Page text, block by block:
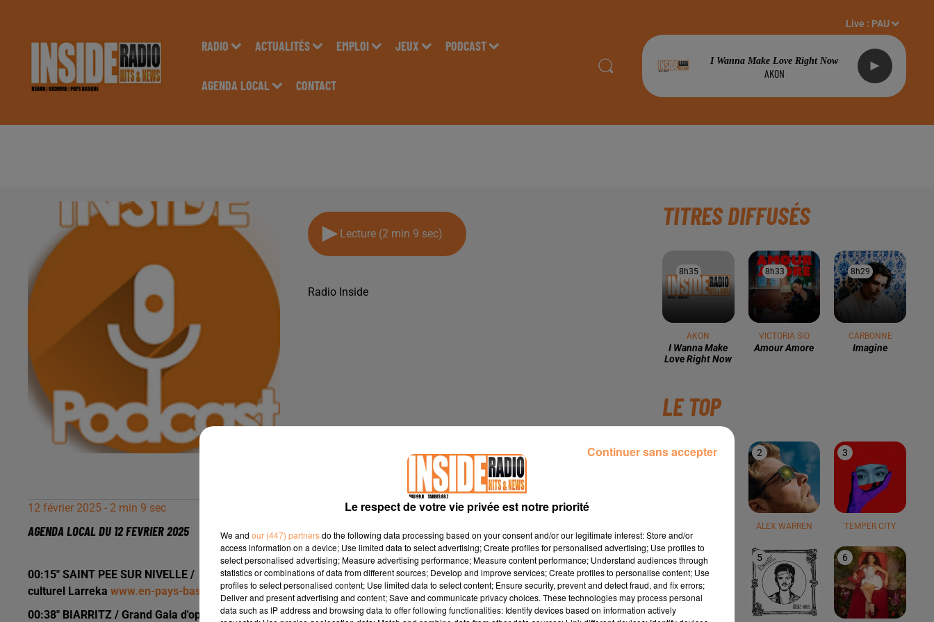
RADIO ACTUALITÉS EMPLOI JEUX PODCAST
AGENDA LOCAL CONTACT
Live : PAU
I Wanna Make Love Right Now
AKON
Lecture (2 min 9 sec)
Radio Inside
12 février 2025 - 2 min 9 sec
AGENDA LOCAL DU 12 FEVRIER 2025
00:15" SAINT PEE SUR NIVELLE / Pièce de Théâtre "La popotte des swing cocottes" CE VENDREDI 0 20H30 Espace
culturel Larreka www.en-pays-basque.fr
00:38" BIARRITZ / Grand Gala d'opera du nouvel an ce dimanche 16 février à 16h et 20hwww.biarritz.fr
TITRES DIFFUSÉS
8h35
8h35
AKON
I Wanna Make
Love Right Now
8h33
8h33
VICTORIA SIO
Amour Amore
8h29
8h29
CARBONNE
Imagine
LE TOP
1 2
ALEX WARREN
3
TEMPER CITY
4 5 6
Le respect de votre vie privée est notre priorité
We and our (447) partnersdo the following data processing based on your consent and/or our legitimate interest: Store and/or
access information on a device; Use limited data to select advertising; Create profiles for personalised advertising; Use profiles to
select personalised advertising; Measure advertising performance; Measure content performance; Understand audiences through
statistics or combinations of data from different sources; Develop and improve services; Create profiles to personalise content; Use
profiles to select personalised content; Use limited data to select content; Ensure security, prevent and detect fraud, and fix errors;
Deliver and present advertising and content; Save and communicate privacy choices. These technologies may process personal
data such as IP address and browsing data to offer following functionalities: Identify devices based on information actively
Continuer sans accepter